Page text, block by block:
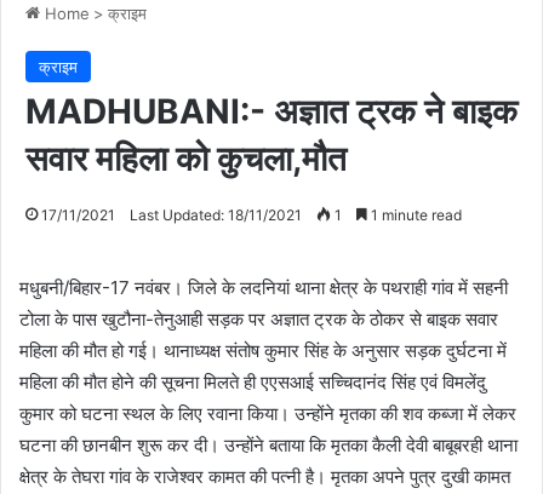
Home > क्राइम
क्राइम
MADHUBANI:- अज्ञात ट्रक ने बाइक
सवार महिला को कुचला,मौत
17/11/2021 Last Updated: 18/11/2021 1 1 minute read
मधुबनी/बिहार-17 नवंबर। जिले के लदनियां थाना क्षेत्र के पथराही गांव में सहनी
टोला के पास खुटौना-तेनुआही सड़क पर अज्ञात ट्रक के ठोकर से बाइक सवार
महिला की मौत हो गई। थानाध्यक्ष संतोष कुमार सिंह के अनुसार सड़क दुर्घटना में
महिला की मौत होने की सूचना मिलते ही एएसआई सच्चिदानंद सिंह एवं विमलेंदु
कुमार को घटना स्थल के लिए रवाना किया। उन्होंने मृतका की शव कब्जा में लेकर
घटना की छानबीन शुरू कर दी। उन्होंने बताया कि मृतका कैली देवी बाबूबरही थाना
क्षेत्र के तेघरा गांव के राजेश्वर कामत की पत्नी है। मृतका अपने पुत्र दुखी कामत